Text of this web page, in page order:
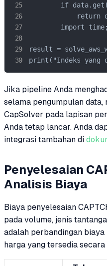
if
return
import
result =
print("Indeks
Jika pipeline Anda
selama pengumpulan
CapSolver pada lapisan
Anda tetap lancar. Anda
integrasi tambahan di
Penyelesaian
Analisis Biaya
Biaya penyelesaian
pada volume, jenis
adalah perbandingan
harga yang tersedia